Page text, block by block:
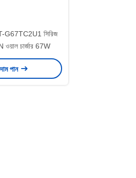
G67TC2U1 সিরিজ
ওয়াল চার্জার 67W
পান